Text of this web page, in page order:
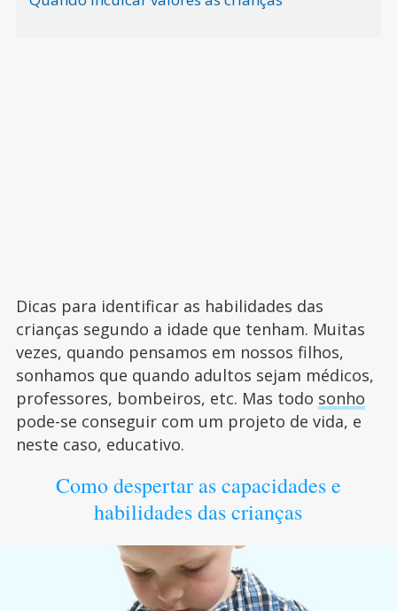
Dicas para identificar as habilidades das
crianças segundo a idade que tenham. Muitas
vezes, quando pensamos em nossos filhos,
sonhamos que quando adultos sejam médicos,
professores, bombeiros, etc. Mas todo sonho
pode-se conseguir com um projeto de vida, e
neste caso, educativo.
Como despertar as capacidades e
habilidades das crianças